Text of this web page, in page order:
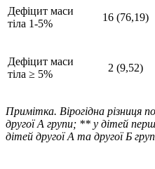
Дефіцит маси
тіла 1-5%
16 (76,19)
Дефіцит маси
тіла ≥ 5%
2 (9,52)
Примітка. Вірогідна різниця
другої А групи; ** у дітей
дітей другої А та другої Б